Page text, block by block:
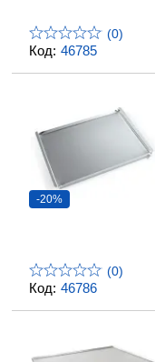
Код: 46785
(0)
Код: 46786
-20%
(0)